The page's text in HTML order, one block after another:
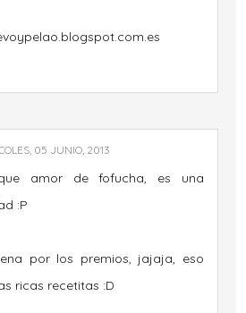
05 JUNIO, 2013
amor de fofucha, es una
:P
por los premios, jajaja, eso
ricas recetitas :D